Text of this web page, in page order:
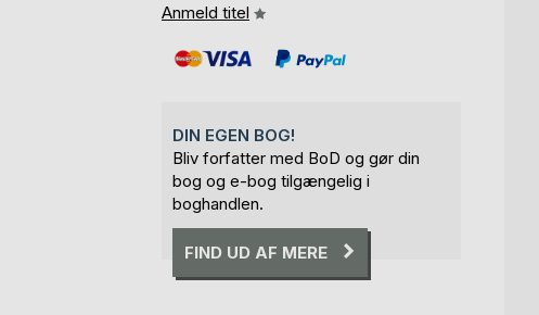
Anmeld titel
DIN EGEN BOG!
Bliv forfatter med BoD og gør din
bog og e-bog tilgængelig i
boghandlen.
FIND UD AF MERE